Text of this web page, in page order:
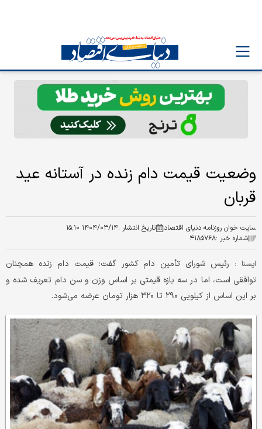
وضعیت قیمت دام زنده در آستانه عید
قربان
سایت خوان روزنامه دنیای اقتصاد تاریخ انتشار :۱۴۰۴/۰۳/۱۴ ۱۵:۱۰
شماره خبر :۴۱۸۵۷۶۸
ايسنا : رئیس شورای تأمین دام کشور گفت: قیمت دام زنده همچنان
توافقی است، اما در سه بازه قیمتی بر اساس وزن و سن دام تعریف شده و
بر این اساس از کیلویی ۲۹۰ تا ۳۲۰ هزار تومان عرضه می‌شود.